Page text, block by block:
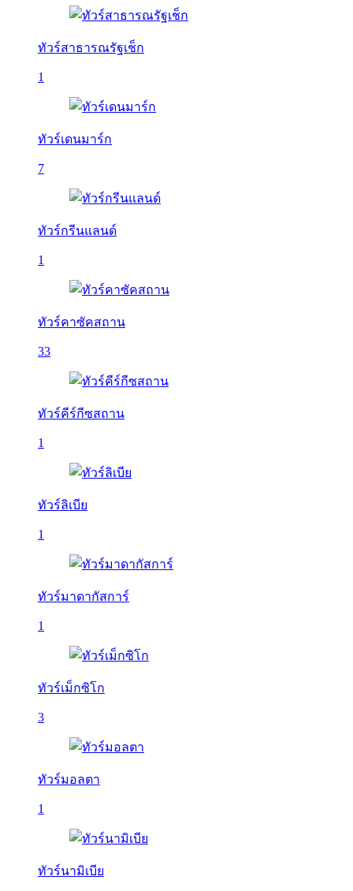
ทัวร์สาธารณรัฐเช็ก
1
ทัวร์เดนมาร์ก
7
ทัวร์กรีนแลนด์
1
ทัวร์คาซัคสถาน
33
ทัวร์คีร์กีซสถาน
1
ทัวร์ลิเบีย
1
ทัวร์มาดากัสการ์
1
ทัวร์เม็กซิโก
3
ทัวร์มอลตา
1
ทัวร์นามิเบีย